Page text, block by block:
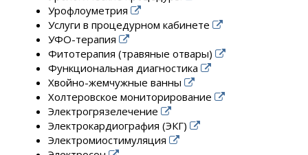
Урофлоуметрия
Услуги в процедурном кабинете
УФО-терапия
Фитотерапия (травяные отвары)
Функциональная диагностика
Хвойно-жемчужные ванны
Холтеровское мониторирование
Электрогрязелечение
Электрокардиография (ЭКГ)
Электромиостимуляция